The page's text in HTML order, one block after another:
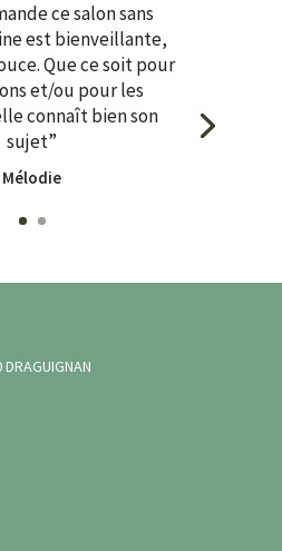
ce salon sans
est bienveillante,
Que ce soit pour
et/ou pour les
connaît bien son
sujet”
Mélodie